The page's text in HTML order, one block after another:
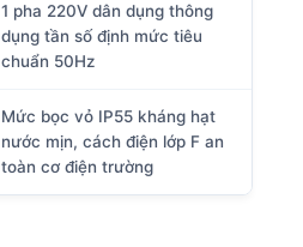
1 pha 220V dân dụng thông
dụng tần số định mức tiêu
chuẩn 50Hz
Mức bọc vỏ IP55 kháng hạt
nước mịn, cách điện lớp F an
toàn cơ điện trường